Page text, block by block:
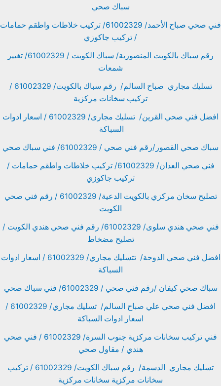
سباك صحي
فني صحي صباح الأحمد/ 61002329/ تركيب خلاطات واطقم حمامات
/ تركيب جاكوزي
رقم سباك بالكويت المنصورية/ سباك الكويت / 61002329/ تغيير
شمعات
تسليك مجاري صباح السالم/ رقم سباك بالكويت/ 61002329 /
تركيب سخانات مركزية
افضل فني صحي القرين/ تسليك مجارى/ 61002329 / اسعار ادوات
السباكة
سباك صحي القصور/رقم فني صحي / 61002329/ فني سباك صحي
فني صحي العدان/ 61002329/ تركيب خلاطات واطقم حمامات /
تركيب جاكوزي
تصليح سخان مركزي بالكويت الدعية/ 61002329 / رقم فني صحي
الكويت
فني صحي هندي سلوى/ 61002329/ رقم فني صحي هندي الكويت /
تصليح مضخاط
افضل فني صحي الدوحة/ تتسليك مجاري/ 61002329 / اسعار ادوات
السباكة
سباك صحي كيفان /رقم فني صحي / 61002329/ فني سباك صحي
افضل فني صحي علي صباح السالم/ تسليك مجاري/ 61002329 /
اسعار ادوات السباكة
فني تركيب سخانات مركزية جنوب السرة/ 61002329 / فني صحي
هندي / مقاول صحي
تسليك مجاري الدسمة/ رقم سباك الكويت/ 61002329 / تركيب
سخانات مركزية سخانات مركزية